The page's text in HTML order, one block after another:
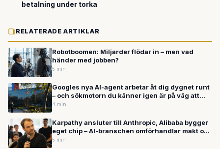
betalning under torka
RELATERADE ARTIKLAR
Robotboomen: Miljarder flödar in – men vad
händer med jobben?
5 min
Googles nya AI-agent arbetar åt dig dygnet runt
– och sökmotorn du känner igen är på väg att
förvandlas i grunden
4 min
Karpathy ansluter till Anthropic, Alibaba bygger
eget chip – AI-branschen omförhandlar makt och
hårdvara
5 min